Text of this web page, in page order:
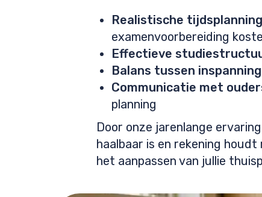
Realistische tijdsplanning
examenvoorbereiding
Effectieve
Balans tussen
Communicatie met
planning
Door onze jarenlange
haalbaar is en rekening
het aanpassen van jullie